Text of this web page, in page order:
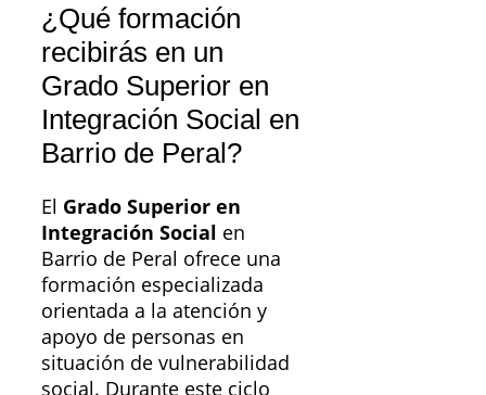
¿Qué formación
recibirás en un
Grado Superior en
Integración Social en
Barrio de Peral?
El Grado Superior en
Integración Social en
Barrio de Peral ofrece una
formación especializada
orientada a la atención y
apoyo de personas en
situación de vulnerabilidad
social. Durante este ciclo